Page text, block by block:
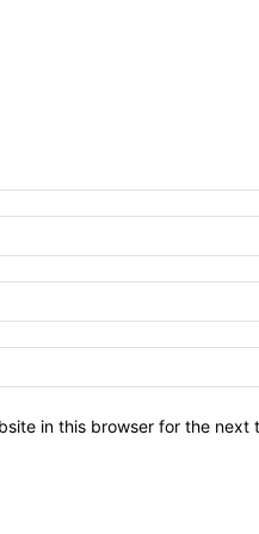
in this browser for the next